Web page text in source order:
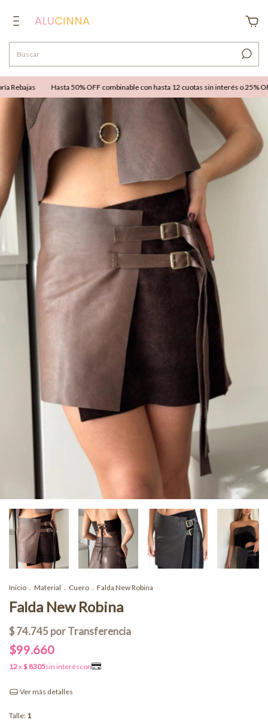
Hasta 50% OFF combinable con hasta 12 cuotas sin interés o 25% OFF
Inicio . Material . Cuero . Falda New Robina
Falda New Robina
$99.660
Ver más detalles
Talle: 1